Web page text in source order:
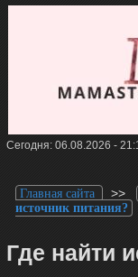
Сегодня: 06.08.2026 -
Главная сайта >>
источник питания?
Где найти